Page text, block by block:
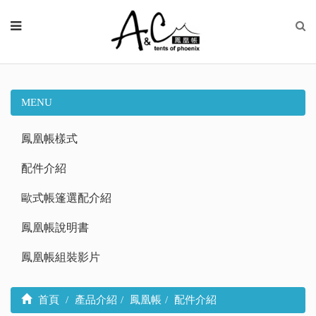
MENU
鳳凰帳樣式
配件介紹
歐式帳篷選配介紹
鳳凰帳說明書
鳳凰帳組裝影片
首頁 產品介紹 鳳凰帳 配件介紹